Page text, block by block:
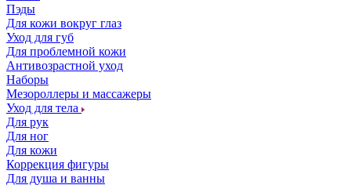
Пэды
Для кожи вокруг глаз
Уход для губ
Для проблемной кожи
Антивозрастной уход
Наборы
Мезороллеры и массажеры
Уход для тела
Для рук
Для ног
Для кожи
Коррекция фигуры
Для душа и ванны